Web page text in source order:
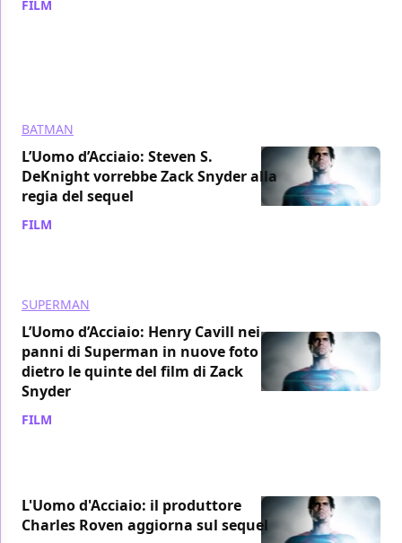
FILM
BATMAN
L’Uomo d’Acciaio: Steven S.
DeKnight vorrebbe Zack Snyder alla
regia del sequel
FILM
SUPERMAN
L’Uomo d’Acciaio: Henry Cavill nei
panni di Superman in nuove foto
dietro le quinte del film di Zack
Snyder
FILM
L'Uomo d'Acciaio: il produttore
Charles Roven aggiorna sul sequel